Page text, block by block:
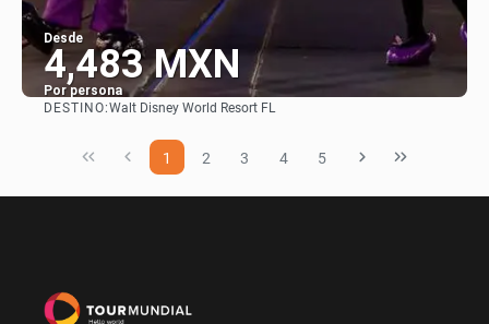
Desde
4,483 MXN
Por persona
DESTINO:Walt Disney World Resort FL
1 2 3 4 5